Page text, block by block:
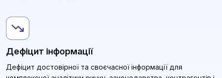
Дефіцит інформації
Дефіцит достовірної та своєчасної інформації для